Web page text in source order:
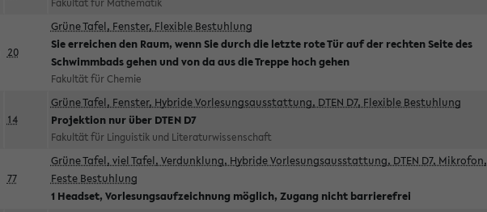
Fakultät für Mathematik
20
Grüne Tafel, Fenster, Flexible Bestuhlung
Sie erreichen den Raum, wenn Sie durch die letzte rote Tür auf der rechten Seite des
Schwimmbads gehen und von da aus die Treppe hoch gehen
Fakultät für Chemie
14
Grüne Tafel, Fenster, Hybride Vorlesungsausstattung, DTEN D7, Flexible Bestuhlung
Projektion nur über DTEN D7
Fakultät für Linguistik und Literaturwissenschaft
77
Grüne Tafel, viel Tafel, Verdunklung, Hybride Vorlesungsausstattung, DTEN D7, Mikrofon,
Feste Bestuhlung
1 Headset, Vorlesungsaufzeichnung möglich, Zugang nicht barrierefrei